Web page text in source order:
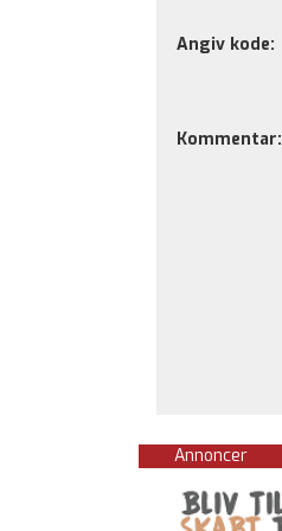
Angiv kode:
Kommentar:
Annoncer